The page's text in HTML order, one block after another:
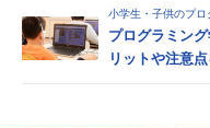
小学生・子供のプロ
プログラミン
リットや注意